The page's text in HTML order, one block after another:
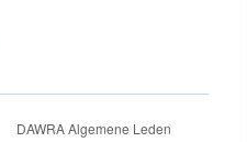
DAWRA Algemene Leden